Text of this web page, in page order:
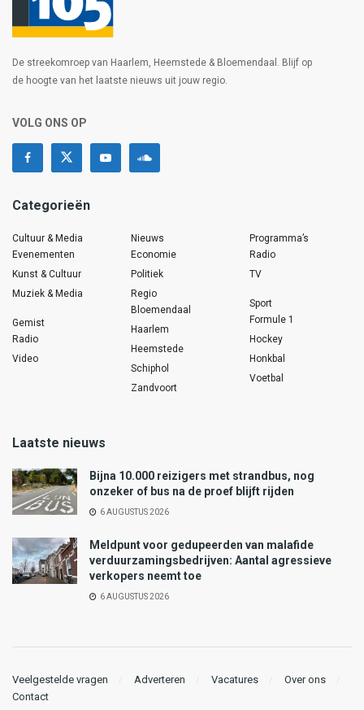
De streekomroep van Haarlem, Heemstede & Bloemendaal. Blijf op
de hoogte van het laatste nieuws uit jouw regio.
VOLG ONS OP
Categorieën
Cultuur & Media
Evenementen
Kunst & Cultuur
Muziek & Media
Gemist
Radio
Video
Nieuws
Economie
Politiek
Regio
Bloemendaal
Haarlem
Heemstede
Schiphol
Zandvoort
Programma’s
Radio
TV
Sport
Formule 1
Hockey
Honkbal
Voetbal
Laatste nieuws
Bijna 10.000 reizigers met strandbus, nog
onzeker of bus na de proef blijft rijden
6 AUGUSTUS 2026
Meldpunt voor gedupeerden van malafide
verduurzamingsbedrijven: Aantal agressieve
verkopers neemt toe
6 AUGUSTUS 2026
Veelgestelde vragen Adverteren Vacatures
Over ons
Contact